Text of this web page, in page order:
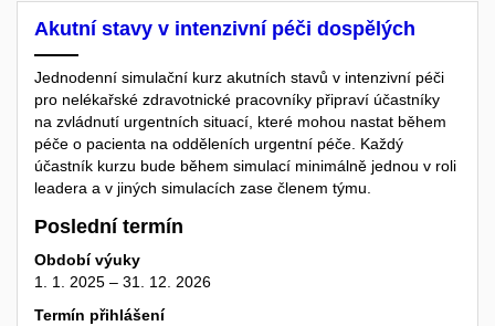
Akutní stavy v intenzivní péči dospělých
Jednodenní simulační kurz akutních stavů v intenzivní péči
pro nelékařské zdravotnické pracovníky připraví účastníky
na zvládnutí urgentních situací, které mohou nastat během
péče o pacienta na odděleních urgentní péče. Každý
účastník kurzu bude během simulací minimálně jednou v roli
leadera a v jiných simulacích zase členem týmu.
Poslední termín
Období výuky
1. 1. 2025 – 31. 12. 2026
Termín přihlášení